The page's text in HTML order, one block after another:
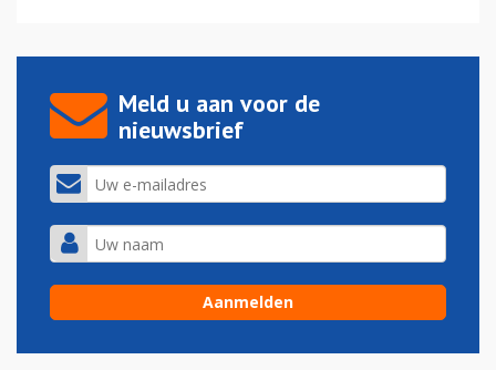
Meld u aan voor de
nieuwsbrief